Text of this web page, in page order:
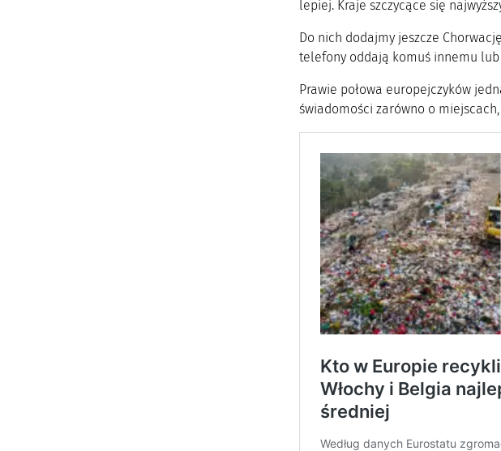
lepiej. Kraje szczycące się
Do nich dodajmy jeszcze
telefony oddają komuś innemu lub
Prawie połowa europejczyków
świadomości zarówno o